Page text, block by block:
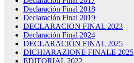
Declaración Final 2018
Declaración Final 2019
DECLARACION FINAL 2023
Declaración Final 2024
DECLARACIÓN FINAL 2025
DICHIARAZIONE FINALE 2025
EDITORIAL 2022